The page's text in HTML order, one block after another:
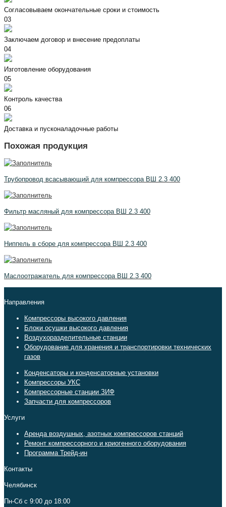
Согласовываем окончательные сроки и стоимость
03
Заключаем договор и внесение предоплаты
04
Изготовление оборудования
05
Контроль качества
06
Доставка и пусконаладочные работы
Похожая продукция
Трубопровод всасывающий для компрессора ВШ 2.3 400
Фильтр масляный для компрессора ВШ 2.3 400
Ниппель в сборе для компрессора ВШ 2.3 400
Маслоотражатель для компрессора ВШ 2.3 400
Направления
Компрессоры высокого давления
Блоки осушки высокого давления
Воздухоразделительные станции
Оборудование для хранения и транспортировки технических
газов
Конденсаторы и конденсаторные установки
Компрессоры УКС
Компрессорные станции ЗИФ
Запчасти для компрессоров
Услуги
Аренда воздушных, азотных компрессоров станций
Ремонт компрессорного и криогенного оборудования
Программа Трейд-ин
Контакты
Челябинск
Пн-Сб c 9:00 до 18:00